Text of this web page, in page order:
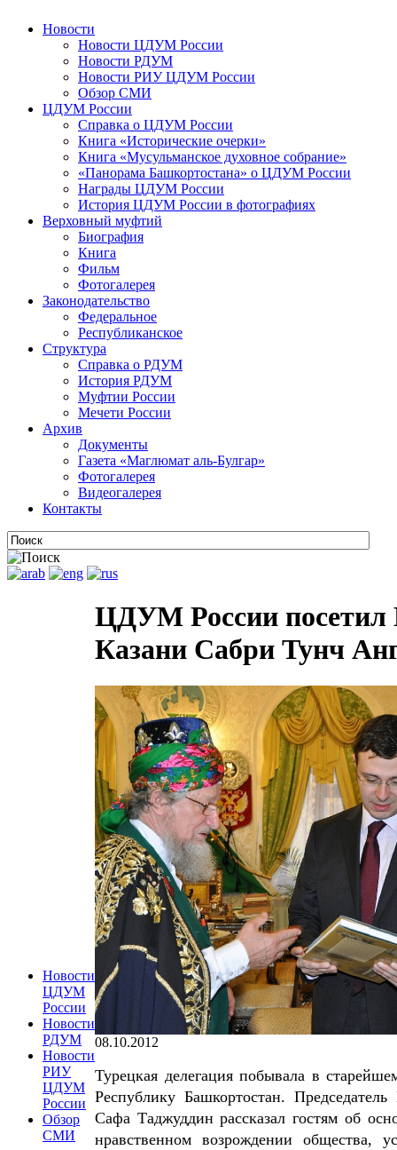
Новости
Новости ЦДУМ России
Новости РДУМ
Новости РИУ ЦДУМ России
Обзор СМИ
ЦДУМ России
Справка о ЦДУМ России
Книга «Исторические очерки»
Книга «Мусульманское духовное собрание»
«Панорама Башкортостана» о ЦДУМ России
Награды ЦДУМ России
История ЦДУМ России в фотографиях
Верховный муфтий
Биография
Книга
Фильм
Фотогалерея
Законодательство
Федеральное
Республиканское
Структура
Справка о РДУМ
История РДУМ
Муфтии России
Мечети России
Архив
Документы
Газета «Маглюмат аль-Булгар»
Фотогалерея
Видеогалерея
Контакты
Новости
ЦДУМ
России
Новости
РДУМ
Новости
РИУ
ЦДУМ
России
Обзор
СМИ
ЦДУМ России посетил
Казани Сабри Тунч
08.10.2012
Турецкая делегация побывала в
Республику Башкортостан.
Сафа Таджуддин рассказал гостям об
нравственном возрождении общества,